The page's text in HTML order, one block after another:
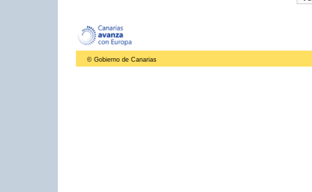
© Gobierno de Canarias